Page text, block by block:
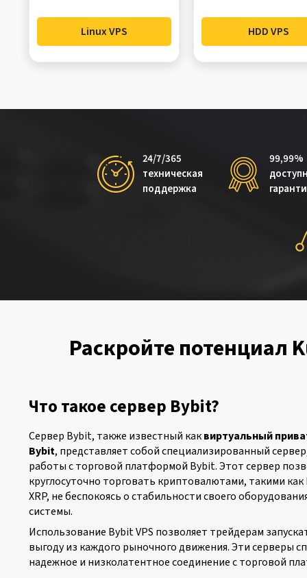
Linux VPS HDD VPS
24/7/365
техническая
поддержка
99,99%
Раскройте потенциал
Что такое сервер Bybit?
Сервер Bybit, также известный каквиртуальный
Bybit, представляет собой специализированный
работы с торговой платформой Bybit. Этот сервер
круглосуточно торговать криптовалютами, такими
XRP, не беспокоясь о стабильности своего
системы.
Использование Bybit VPS позволяет трейдерам
выгоду из каждого рыночного движения. Эти серверы
надежное и низколатентное соединение с торговой